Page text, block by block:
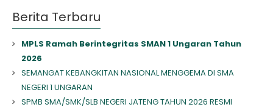
Berita Terbaru
MPLS Ramah Berintegritas SMAN 1 Ungaran Tahun
2026
SEMANGAT KEBANGKITAN NASIONAL MENGGEMA DI SMA
NEGERI 1 UNGARAN
SPMB SMA/SMK/SLB NEGERI JATENG TAHUN 2026 RESMI